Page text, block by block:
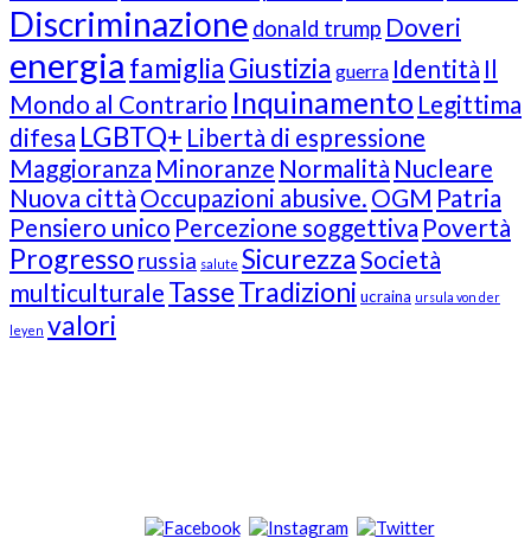
Discriminazione donald trump Doveri
energia famigliaGiustizia guerra Identità Il
Mondo al Contrario Inquinamento Legittima
difesa LGBTQ+ Libertà di espressione
Maggioranza Minoranze Normalità Nucleare
Nuova città Occupazioni abusive. OGM Patria
Pensiero unico Percezione soggettiva Povertà
Progresso russia salute SicurezzaSocietà
multiculturale TasseTradizioni ucraina ursula von der
leyen valori